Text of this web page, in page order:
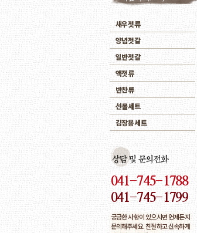
새우젓류
양념젓갈
일반젓갈
액젓류
반찬류
선물세트
김장용세트
041-745-1788
041-745-1799
궁금한 사항이 있으시면 언제든지
문의해주세요. 친절하고 신속하게